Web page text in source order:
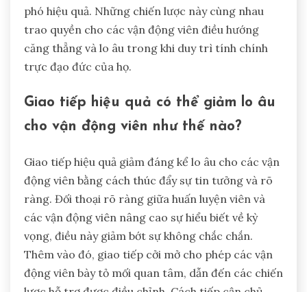
phó hiệu quả. Những chiến lược này cùng nhau
trao quyền cho các vận động viên điều hướng
căng thẳng và lo âu trong khi duy trì tính chính
trực đạo đức của họ.
Giao tiếp hiệu quả có thể giảm lo âu
cho vận động viên như thế nào?
Giao tiếp hiệu quả giảm đáng kể lo âu cho các vận
động viên bằng cách thúc đẩy sự tin tưởng và rõ
ràng. Đối thoại rõ ràng giữa huấn luyện viên và
các vận động viên nâng cao sự hiểu biết về kỳ
vọng, điều này giảm bớt sự không chắc chắn.
Thêm vào đó, giao tiếp cởi mở cho phép các vận
động viên bày tỏ mối quan tâm, dẫn đến các chiến